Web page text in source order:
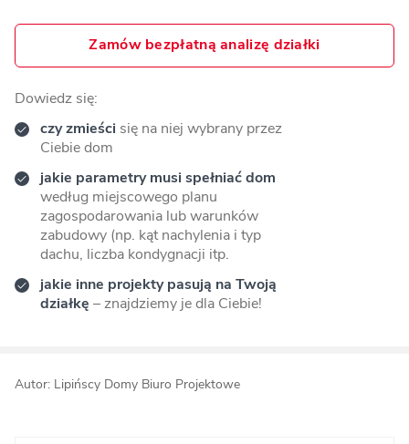
Zamów bezpłatną analizę działki
Dowiedz się:
czy zmieści się na niej wybrany przez
Ciebie dom
jakie parametry musi spełniać dom
według miejscowego planu
zagospodarowania lub warunków
zabudowy (np. kąt nachylenia i typ
dachu, liczba kondygnacji itp.
jakie inne projekty pasują na Twoją
działkę – znajdziemy je dla Ciebie!
Autor: Lipińscy Domy Biuro Projektowe